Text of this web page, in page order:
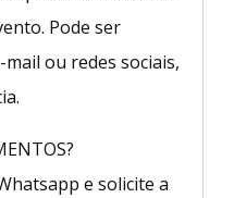
Pode ser
ou redes sociais,
e solicite a